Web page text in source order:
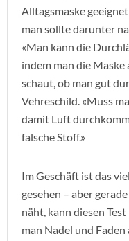
Alltagsmaske
man sollte darunter
«Man kann die
indem man die Maske
schaut, ob man gut
Vehreschild. «Muss
damit Luft
falsche Stoff.»
Im Geschäft ist das
gesehen – aber
näht, kann diesen
man Nadel und Faden